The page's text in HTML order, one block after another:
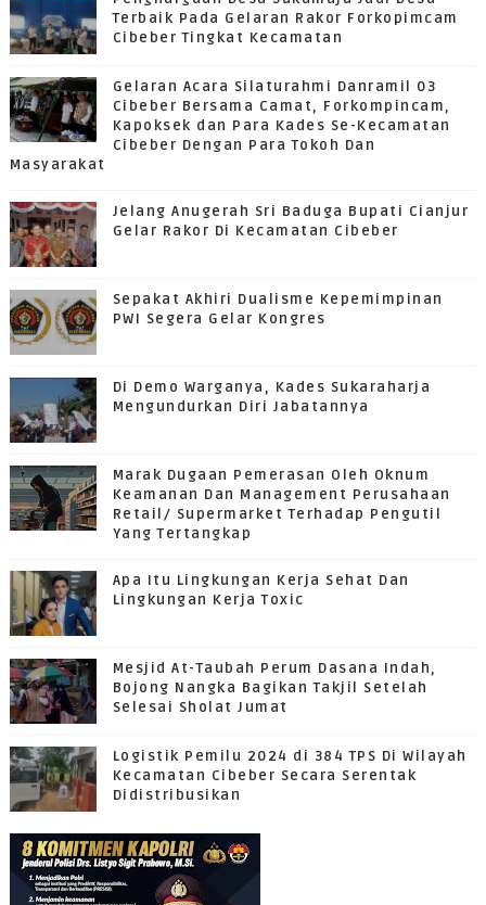
Terbaik Pada Gelaran Rakor Forkopimcam
Cibeber Tingkat Kecamatan
Gelaran Acara Silaturahmi Danramil 03
Cibeber Bersama Camat, Forkompincam,
Kapoksek dan Para Kades Se-Kecamatan
Cibeber Dengan Para Tokoh Dan
Masyarakat
Jelang Anugerah Sri Baduga Bupati Cianjur
Gelar Rakor Di Kecamatan Cibeber
Sepakat Akhiri Dualisme Kepemimpinan
PWI Segera Gelar Kongres
Di Demo Warganya, Kades Sukaraharja
Mengundurkan Diri Jabatannya
Marak Dugaan Pemerasan Oleh Oknum
Keamanan Dan Management Perusahaan
Retail/ Supermarket Terhadap Pengutil
Yang Tertangkap
Apa Itu Lingkungan Kerja Sehat Dan
Lingkungan Kerja Toxic
Mesjid At-Taubah Perum Dasana Indah,
Bojong Nangka Bagikan Takjil Setelah
Selesai Sholat Jumat
Logistik Pemilu 2024 di 384 TPS Di Wilayah
Kecamatan Cibeber Secara Serentak
Didistribusikan